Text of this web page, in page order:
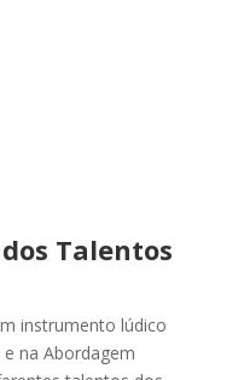
Talentos
instrumento lúdico
na Abordagem